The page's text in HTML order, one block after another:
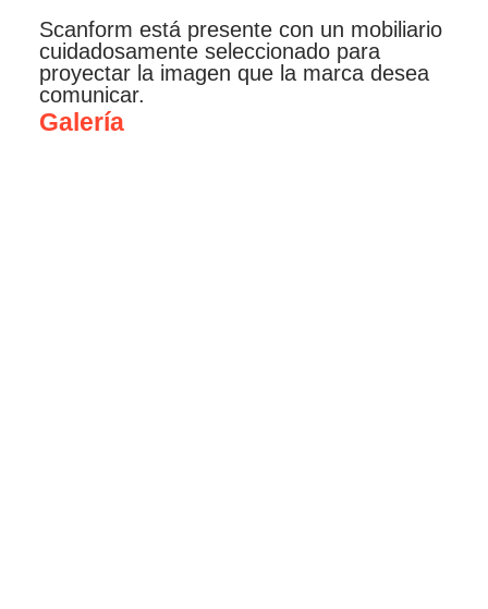
Scanform está presente con un mobiliario
cuidadosamente seleccionado para
proyectar la imagen que la marca desea
comunicar.
Galería